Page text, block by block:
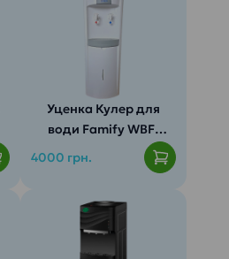
Уценка Кулер для
води Famify WBF-
4000 грн.
Уценка
Кулер для
води Famify